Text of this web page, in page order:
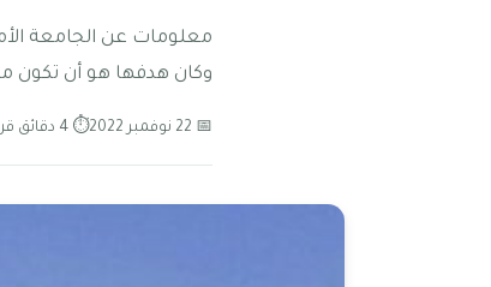
معلومات عن الجامعة
وكان هدفها هو أن تكون
📅 22 نوفمبر 2022 ⏱ 4 دقائق قراءة